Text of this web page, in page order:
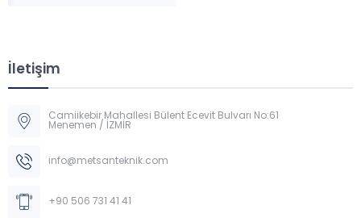
İletişim
Camiikebir Mahallesi Bülent Ecevit Bulvarı No:61
Menemen / İZMİR
info@metsanteknik.com
+90 506 731 41 41